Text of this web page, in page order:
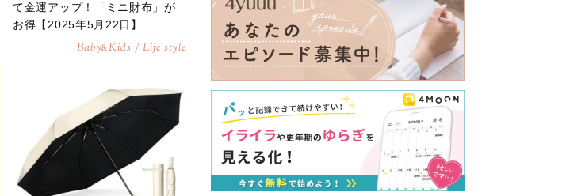
て金運アップ！「ミニ財布」が
お得【2025年5月22日】
Baby&Kids / Life style